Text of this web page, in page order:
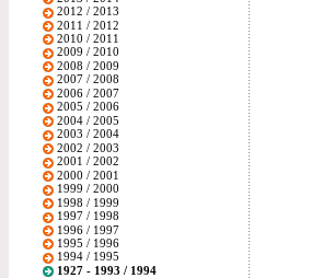
2012 / 2013
2011 / 2012
2010 / 2011
2009 / 2010
2008 / 2009
2007 / 2008
2006 / 2007
2005 / 2006
2004 / 2005
2003 / 2004
2002 / 2003
2001 / 2002
2000 / 2001
1999 / 2000
1998 / 1999
1997 / 1998
1996 / 1997
1995 / 1996
1994 / 1995
1927 - 1993 / 1994